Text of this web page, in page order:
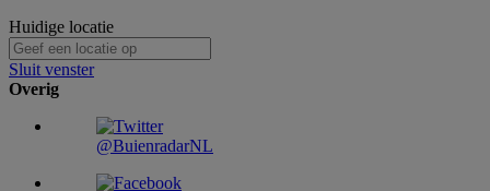
Huidige locatie
Sluit venster
Overig
@BuienradarNL